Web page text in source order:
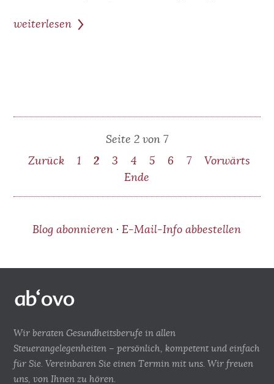
weiterlesen
Seite 2 von 7
Zurück
1 2 3 4 5 6 7
Vorwärts
Ende
Blog abonnieren ·E-Mail-Info abbestellen
Wir beraten Gesundheitsberufe in allen
Steuerangelegenheiten – persönlich, kompetent und einfach
für Sie. Vereinbaren Sie einen Termin mit uns. Wir freuen
uns, von Ihnen zu hören.